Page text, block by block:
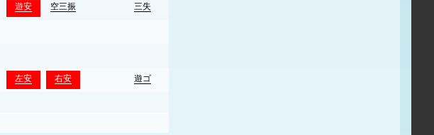
遊安 空三振 三失
左安 右安 遊ゴ